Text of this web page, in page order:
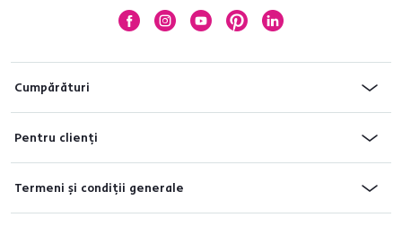
Cumpărături
Pentru clienți
Termeni și condiții generale